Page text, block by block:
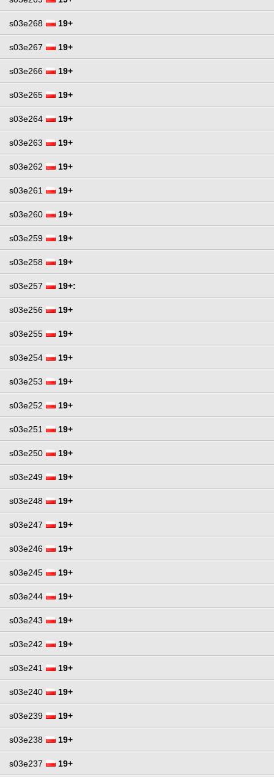
s03e268 19+
s03e267 19+
s03e266 19+
s03e265 19+
s03e264 19+
s03e263 19+
s03e262 19+
s03e261 19+
s03e260 19+
s03e259 19+
s03e258 19+
s03e257 19+:
s03e256 19+
s03e255 19+
s03e254 19+
s03e253 19+
s03e252 19+
s03e251 19+
s03e250 19+
s03e249 19+
s03e248 19+
s03e247 19+
s03e246 19+
s03e245 19+
s03e244 19+
s03e243 19+
s03e242 19+
s03e241 19+
s03e240 19+
s03e239 19+
s03e238 19+
s03e237 19+